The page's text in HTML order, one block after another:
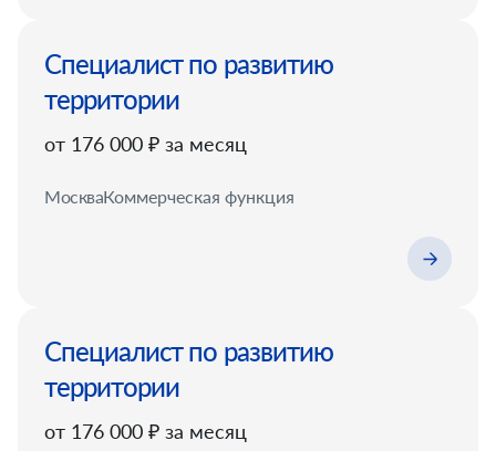
Специалист по развитию
территории
от 176 000 ₽ за месяц
МоскваКоммерческая функция
Специалист по развитию
территории
от 176 000 ₽ за месяц